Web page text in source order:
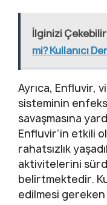
İlginizi
mi? Kullanıcı
Ayrıca, Enfluvir,
sisteminin
savaşmasına
Enfluvir’in etkili
rahatsızlık
aktivitelerini
belirtmektedir.
edilmesi